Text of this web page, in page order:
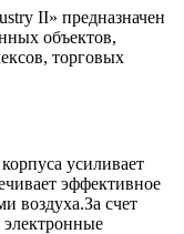
II» предназначен
объектов,
торговых
усиливает
эффективное
воздуха.За счет
электронные